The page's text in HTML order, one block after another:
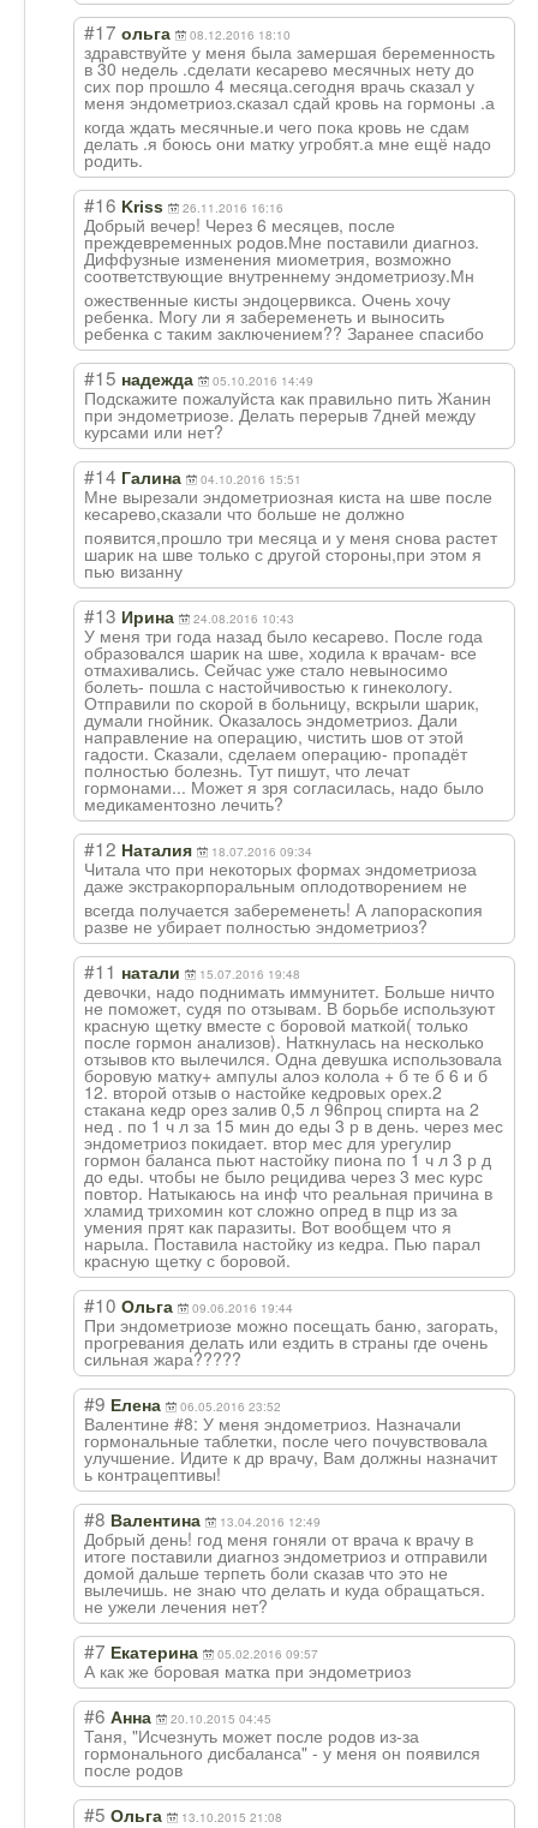
#17 ольга 08.12.2016 18:10
здравствуйте у меня была замершая беременность
в 30 недель .сделати кесарево месячных нету до
сих пор прошло 4 месяца.сегодня врачь сказал у
меня эндометриоз.сказал сдай кровь на гормоны .а
когда ждать месячные.и чего пока кровь не сдам
делать .я боюсь они матку угробят.а мне ещё надо
родить.
#16 Kriss 26.11.2016 16:16
Добрый вечер! Через 6 месяцев, после
преждевременных родов.Мне поставили диагноз.
Диффузные изменения миометрия, возможно
соответствующие внутреннему эндометриозу.Мн
ожественные кисты эндоцервикса. Очень хочу
ребенка. Могу ли я забеременеть и выносить
ребенка с таким заключением?? Заранее спасибо
#15 надежда 05.10.2016 14:49
Подскажите пожалуйста как правильно пить Жанин
при эндометриозе. Делать перерыв 7дней между
курсами или нет?
#14 Галина 04.10.2016 15:51
Мне вырезали эндометриозная киста на шве после
кесарево,сказали что больше не должно
появится,прошло три месяца и у меня снова растет
шарик на шве только с другой стороны,при этом я
пью визанну
#13 Ирина 24.08.2016 10:43
У меня три года назад было кесарево. После года
образовался шарик на шве, ходила к врачам- все
отмахивались. Сейчас уже стало невыносимо
болеть- пошла с настойчивостью к гинекологу.
Отправили по скорой в больницу, вскрыли шарик,
думали гнойник. Оказалось эндометриоз. Дали
направление на операцию, чистить шов от этой
гадости. Сказали, сделаем операцию- пропадёт
полностью болезнь. Тут пишут, что лечат
гормонами... Может я зря согласилась, надо было
медикаментозно лечить?
#12 Наталия 18.07.2016 09:34
Читала что при некоторых формах эндометриоза
даже экстракорпоральным оплодотворением не
всегда получается забеременеть! А лапораскопия
разве не убирает полностью эндометриоз?
#11 натали 15.07.2016 19:48
девочки, надо поднимать иммунитет. Больше ничто
не поможет, судя по отзывам. В борьбе используют
красную щетку вместе с боровой маткой( только
после гормон анализов). Наткнулась на несколько
отзывов кто вылечился. Одна девушка использовала
боровую матку+ ампулы алоэ колола + б те б 6 и б
12. второй отзыв о настойке кедровых орех.2
стакана кедр орез залив 0,5 л 96проц спирта на 2
нед . по 1 ч л за 15 мин до еды 3 р в день. через мес
эндометриоз покидает. втор мес для урегулир
гормон баланса пьют настойку пиона по 1 ч л 3 р д
до еды. чтобы не было рецидива через 3 мес курс
повтор. Натыкаюсь на инф что реальная причина в
хламид трихомин кот сложно опред в пцр из за
умения прят как паразиты. Вот вообщем что я
нарыла. Поставила настойку из кедра. Пью парал
красную щетку с боровой.
#10 Ольга 09.06.2016 19:44
При эндометриозе можно посещать баню, загорать,
прогревания делать или ездить в страны где очень
сильная жара?????
#9 Елена 06.05.2016 23:52
Валентине #8: У меня эндометриоз. Назначали
гормональные таблетки, после чего почувствовала
улучшение. Идите к др врачу, Вам должны назначит
ь контрацептивы!
#8 Валентина 13.04.2016 12:49
Добрый день! год меня гоняли от врача к врачу в
итоге поставили диагноз эндометриоз и отправили
домой дальше терпеть боли сказав что это не
вылечишь. не знаю что делать и куда обращаться.
не ужели лечения нет?
#7 Екатерина 05.02.2016 09:57
А как же боровая матка при эндометриоз
#6 Анна 20.10.2015 04:45
Таня, "Исчезнуть может после родов из-за
гормонального дисбаланса" - у меня он появился
после родов
#5 Ольга 13.10.2015 21:08